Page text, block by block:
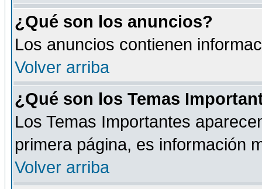
¿Qué son los anuncios?
Los anuncios contienen
Volver arriba
¿Qué son los Temas
Los Temas Importantes
primera página, es información
Volver arriba